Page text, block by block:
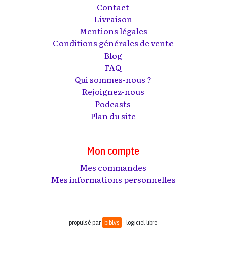
Contact
Livraison
Mentions légales
Conditions générales de vente
Blog
FAQ
Qui sommes-nous ?
Rejoignez-nous
Podcasts
Plan du site
Mon compte
Mes commandes
Mes informations personnelles
propulsé par biblys · logiciel libre